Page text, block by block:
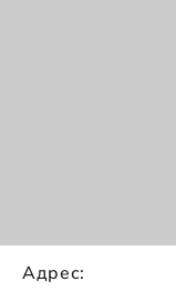
Адрес: